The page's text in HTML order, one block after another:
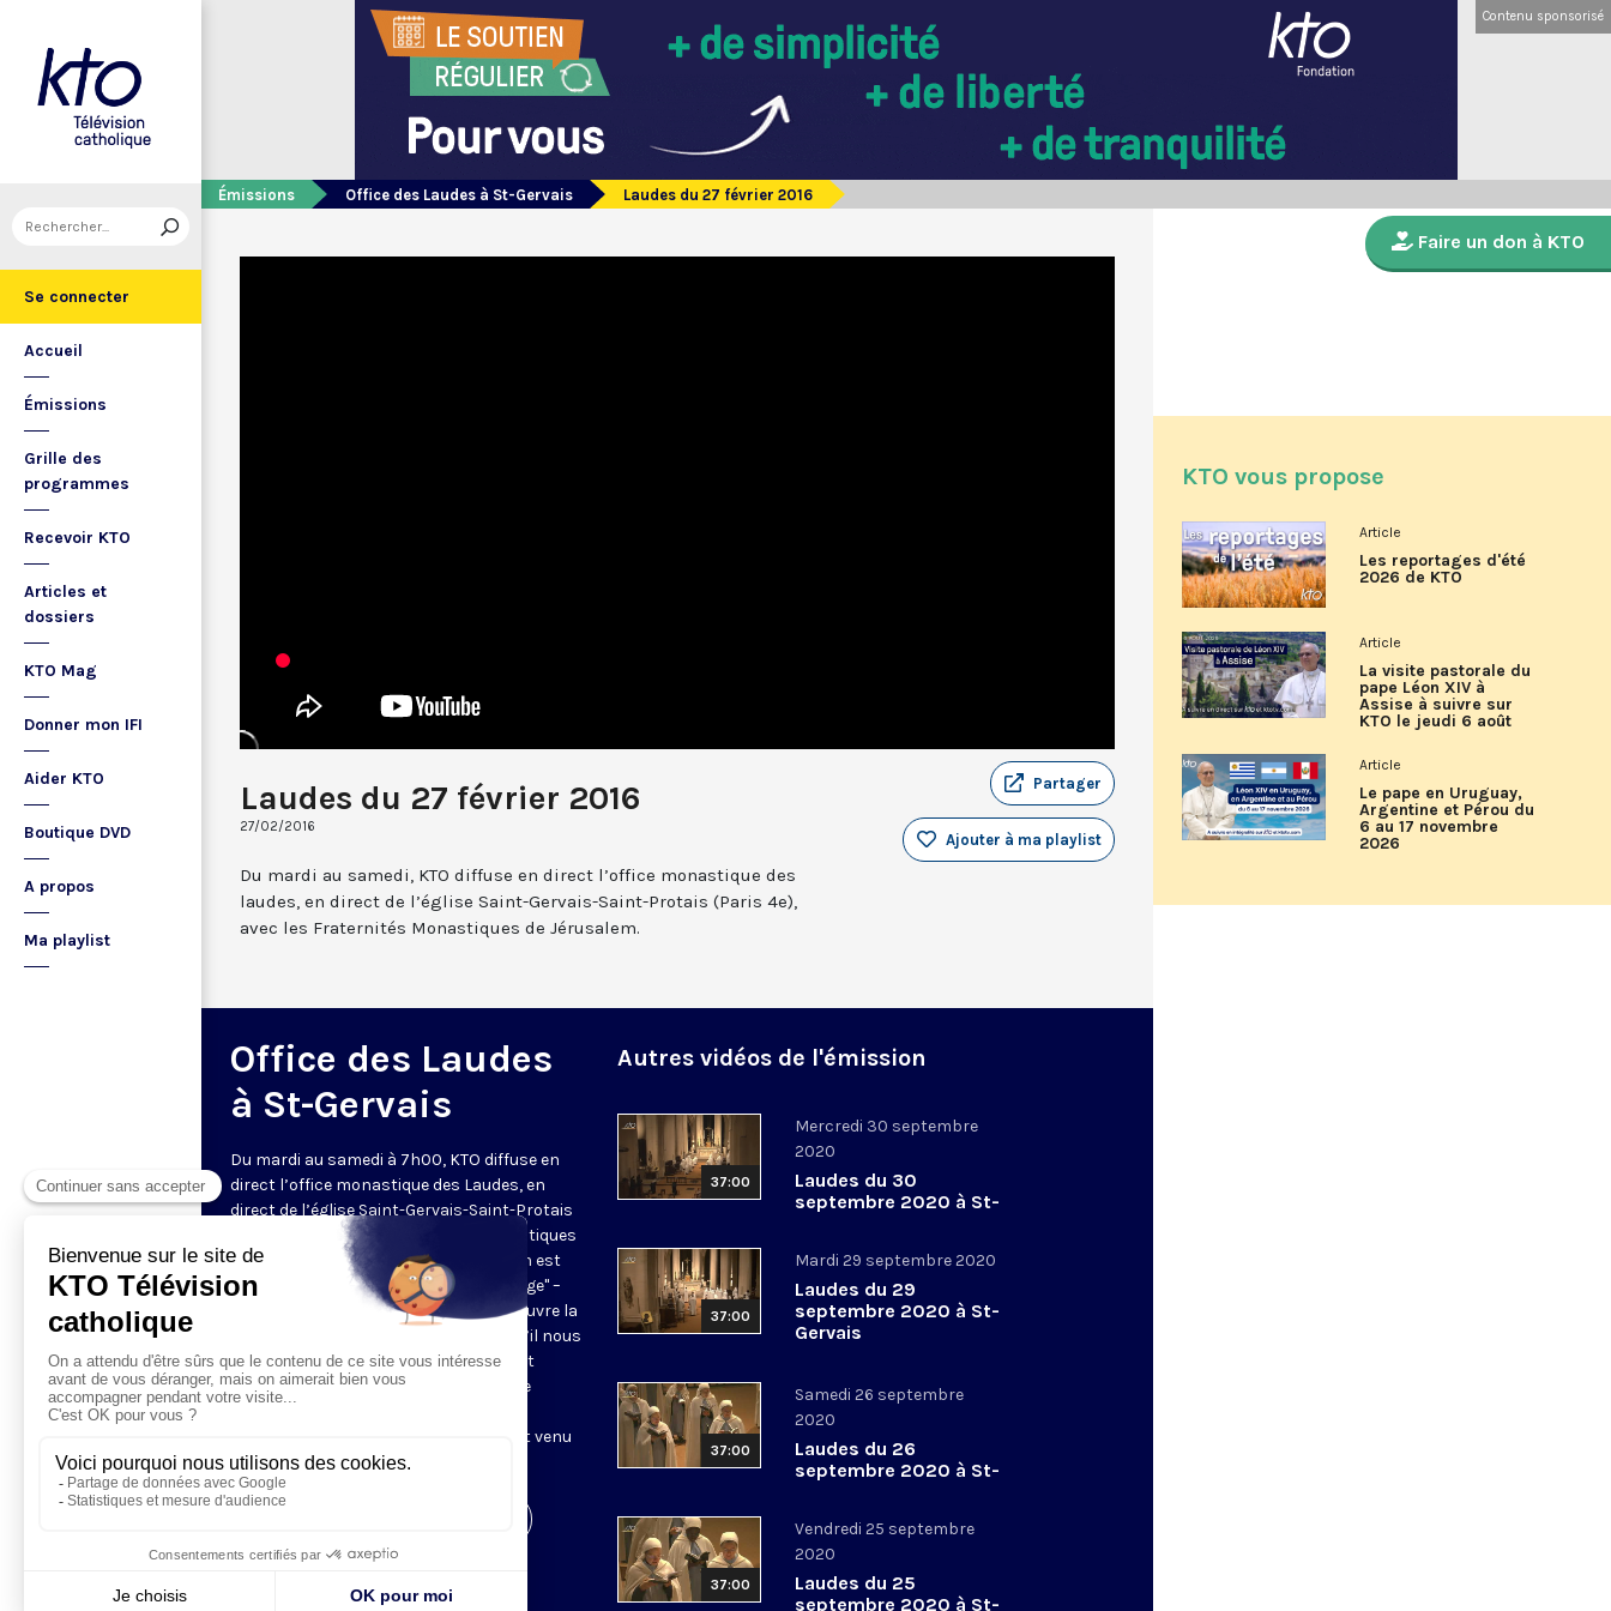
Se connecter
Accueil
Émissions
Grille des
programmes
Recevoir KTO
Articles et
dossiers
KTO Mag
Donner mon IFI
Aider KTO
Boutique DVD
A propos
Ma playlist
Contenu sponsorisé
Émissions Office des Laudes à St-Gervais Laudes du 27 février 2016
Laudes du 27 février 2016
27/02/2016
Partager
Ajouter à ma playlist
Du mardi au samedi, KTO diffuse en direct l’office monastique des
laudes, en direct de l’église Saint-Gervais-Saint-Protais (Paris 4e),
avec les Fraternités Monastiques de Jérusalem.
Office des Laudes
à St-Gervais
Du mardi au samedi à 7h00, KTO diffuse en
direct l’office monastique des Laudes, en
direct de l’église Saint-Gervais-Saint-Protais
(Paris IVe), avec les Fraternités Monastiques
de Jérusalem. Les Laudes – dont le nom est
dérivé du terme latin qui signifie "louange" –
sont d’abord la prière de louange qui ouvre la
journée pour remercier Dieu du don qu’il nous
fait de ce jour nouveau, et le placer tout
entier sous son regard. Mais son heure
Résurrection du Seigneur, "soleil levant venu
nous visiter" (Lc 1,28).
Autres vidéos de l'émission
37:00
Mercredi 30 septembre
2020
Laudes du 30
septembre 2020 à St-
37:00
Mardi 29 septembre 2020
Laudes du 29
septembre 2020 à St-
Gervais
37:00
Samedi 26 septembre
2020
Laudes du 26
septembre 2020 à St-
37:00
Vendredi 25 septembre
2020
Laudes du 25
septembre 2020 à St-
Faire un don à KTO
KTO vous propose
Article
Les reportages d'été
2026 de KTO
Article
La visite pastorale du
pape Léon XIV à
Assise à suivre sur
KTO le jeudi 6 août
Article
Le pape en Uruguay,
Argentine et Pérou du
6 au 17 novembre
2026